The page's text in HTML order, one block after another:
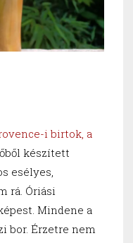
i birtok, a
készített
esélyes,
rá. Óriási
Mindene a
bor. Érzetre nem